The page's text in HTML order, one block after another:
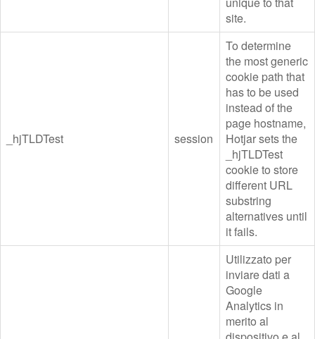
site.
_hjTLDTest session
To determine
the most generic
cookie path that
has to be used
instead of the
page hostname,
Hotjar sets the
_hjTLDTest
cookie to store
different URL
substring
alternatives until
it fails.
Utilizzato per
inviare dati a
Google
Analytics in
merito al